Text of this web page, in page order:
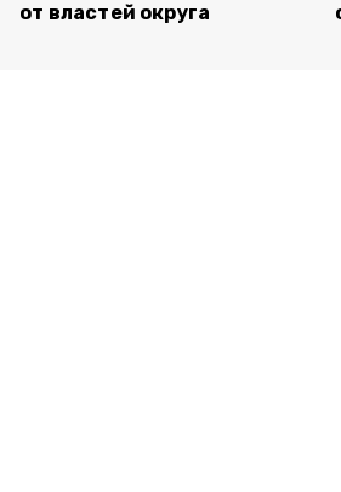
от властей округа